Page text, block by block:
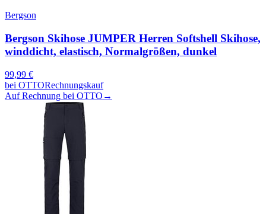
Bergson
Bergson Skihose JUMPER Herren Softshell Skihose,
winddicht, elastisch, Normalgrößen, dunkel
99,99 €
bei OTTORechnungskauf
Auf Rechnung bei OTTO →